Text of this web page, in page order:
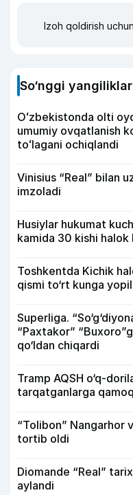
Izoh qoldirish
So‘nggi yangiliklar
Oʻzbekistonda olti
umumiy ovqatlanish
toʻlagani ochiqlandi
Vinisius “Real” bilan
imzoladi
Husiylar hukumat
kamida 30 kishi halok
Toshkentda Kichik
qismi to‘rt kunga
Superliga.
“Paxtakor”
qo‘ldan chiqardi
Tramp AQSH o‘q-
tarqatganlarga
“Tolibon” Nangarhor
tortib oldi
Diomande “Real”
aylandi